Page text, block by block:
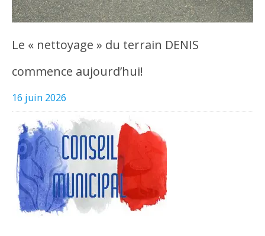
Le « nettoyage » du terrain DENIS
commence aujourd’hui!
16 juin 2026